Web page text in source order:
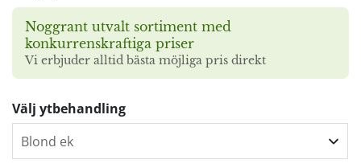
Noggrant utvalt sortiment med
konkurrenskraftiga priser
Vi erbjuder alltid bästa möjliga pris direkt
Välj ytbehandling